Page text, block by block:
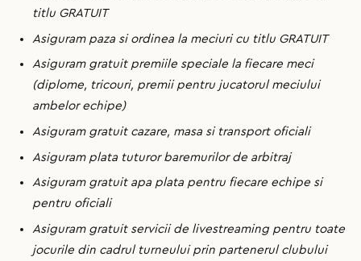
titlu GRATUIT
Asiguram paza si ordinea la meciuri cu titlu GRATUIT
Asiguram gratuit premiile speciale la fiecare meci
(diplome, tricouri, premii pentru jucatorul meciului
ambelor echipe)
Asiguram gratuit cazare, masa si transport oficiali
Asiguram plata tuturor baremurilor de arbitraj
Asiguram gratuit apa plata pentru fiecare echipe si
pentru oficiali
Asiguram gratuit servicii de livestreaming pentru toate
jocurile din cadrul turneului prin partenerul clubului